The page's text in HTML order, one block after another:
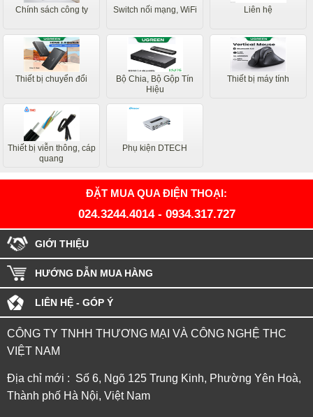
Chính sách công ty Switch nối mạng, WiFi Liên hệ
Thiết bị chuyển đổi
Bộ Chia, Bộ Gộp Tín
Hiệu
Thiết bị máy tính
Thiết bị viễn thông, cáp
quang
Phụ kiện DTECH
ĐẶT MUA QUA ĐIỆN THOẠI:
024.3244.4014- 0934.317.727
GIỚI THIỆU
HƯỚNG DẪN MUA HÀNG
LIÊN HỆ - GÓP Ý
CÔNG TY TNHH THƯƠNG MẠI VÀ CÔNG NGHỆ THC
VIỆT NAM
Địa chỉ mới : Số 6, Ngõ 125 Trung Kinh, Phường Yên Hoà,
Thành phố Hà Nội, Việt Nam